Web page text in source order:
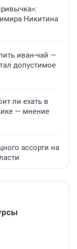
Никитина
иван-чай —
допустимое
ли ехать в
— мнение
ассорти на